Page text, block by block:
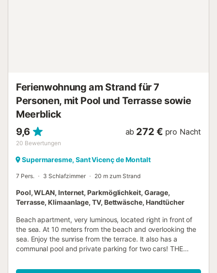
Ferienwohnung am Strand für 7
Personen, mit Pool und Terrasse sowie
Meerblick
9,6
20 Bewertungen
ab 272 € pro Nacht
Supermaresme, Sant Vicenç de Montalt
7 Pers. 3 Schlafzimmer 20 m zum Strand
Pool, WLAN, Internet, Parkmöglichkeit, Garage,
Terrasse, Klimaanlage, TV, Bettwäsche, Handtücher
Beach apartment, very luminous, located right in front of
the sea. At 10 meters from the beach and overlooking the
sea. Enjoy the sunrise from the terrace. It also has a
communal pool and private parking for two cars! THE
front of the beach (10 meters from the sand!), with a